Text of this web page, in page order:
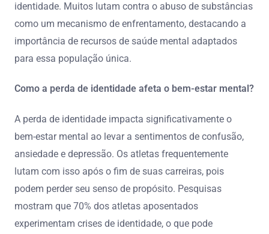
identidade. Muitos lutam contra o abuso de substâncias
como um mecanismo de enfrentamento, destacando a
importância de recursos de saúde mental adaptados
para essa população única.
Como a perda de identidade afeta o bem-estar mental?
A perda de identidade impacta significativamente o
bem-estar mental ao levar a sentimentos de confusão,
ansiedade e depressão. Os atletas frequentemente
lutam com isso após o fim de suas carreiras, pois
podem perder seu senso de propósito. Pesquisas
mostram que 70% dos atletas aposentados
experimentam crises de identidade, o que pode